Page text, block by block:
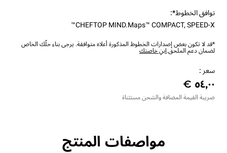
توافق الخطوط*:
CHEFTOP MIND.Maps™ COMPACT, SPEED-X™
*قد لا تكون بعض إصدارات الخطوط المذكورة أعلاه متوافقة. يرجى بناء حلّك الخاص
لضمان دعم الملحق.ابنِ خاصتك
سعر :
ضريبة القيمة المضافة والشحن مستثناة
مواصفات المنتج